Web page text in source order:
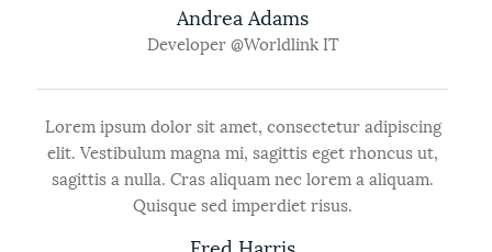
Andrea Adams
Developer @Worldlink IT
Lorem ipsum dolor sit amet, consectetur adipiscing
elit. Vestibulum magna mi, sagittis eget rhoncus ut,
sagittis a nulla. Cras aliquam nec lorem a aliquam.
Quisque sed imperdiet risus.
Fred Harris